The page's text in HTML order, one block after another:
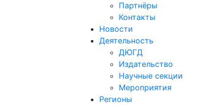
Партнёры
Контакты
Новости
Деятельность
ДЮГД
Издательство
Научные секции
Мероприятия
Регионы